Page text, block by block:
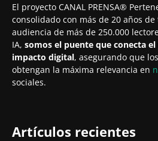
El proyecto CANAL PRENSA®
consolidado con más de 20 años
audiencia de más de 250.000
IA, somos el puente que conecta
impacto digital, asegurando que
obtengan la máxima relevancia en
sociales.
Artículos recientes